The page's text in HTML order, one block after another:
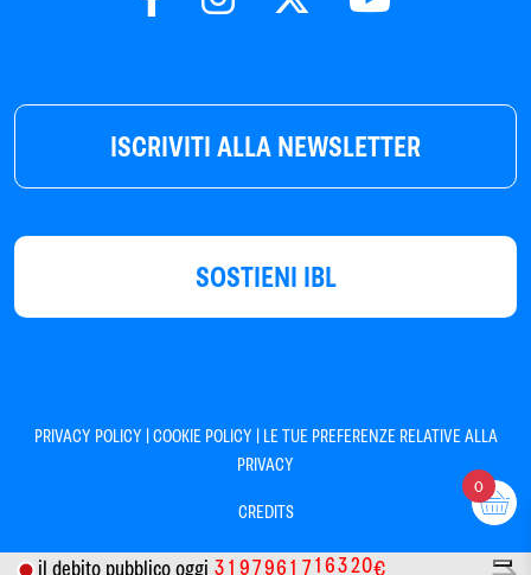
ISCRIVITI ALLA NEWSLETTER
SOSTIENI IBL
PRIVACY POLICY |COOKIE POLICY | LE TUE PREFERENZE RELATIVE ALLA
PRIVACY
CREDITS
il debito pubblico oggi 31 97961 716320€
0